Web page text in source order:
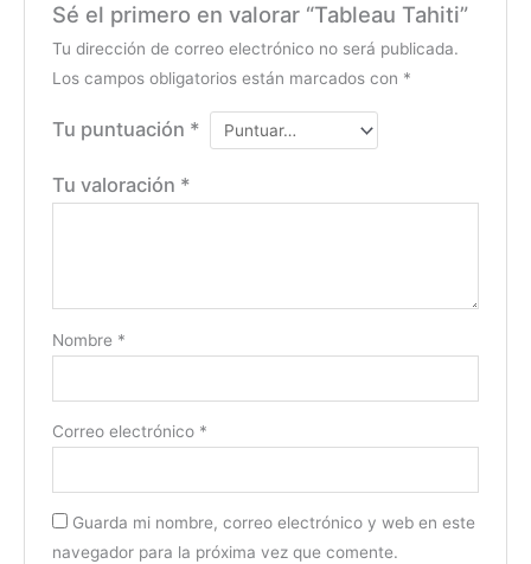
Sé el primero en valorar “Tableau Tahiti”
Tu dirección de correo electrónico no será publicada.
Los campos obligatorios están marcados con *
Tu puntuación *
Tu valoración *
Nombre *
Correo electrónico *
Guarda mi nombre, correo electrónico y web en este
navegador para la próxima vez que comente.